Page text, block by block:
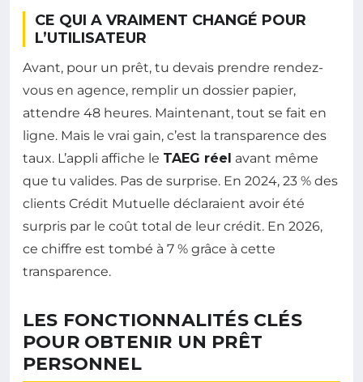
CE QUI A VRAIMENT CHANGÉ POUR
L’UTILISATEUR
Avant, pour un prêt, tu devais prendre rendez-
vous en agence, remplir un dossier papier,
attendre 48 heures. Maintenant, tout se fait en
ligne. Mais le vrai gain, c’est la transparence des
taux. L’appli affiche le TAEG réel avant même
que tu valides. Pas de surprise. En 2024, 23 % des
clients Crédit Mutuelle déclaraient avoir été
surpris par le coût total de leur crédit. En 2026,
ce chiffre est tombé à 7 % grâce à cette
transparence.
LES FONCTIONNALITÉS CLÉS
POUR OBTENIR UN PRÊT
PERSONNEL